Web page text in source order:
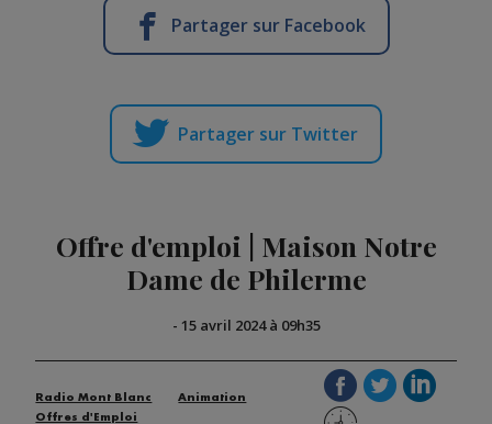
Partager sur Facebook
Partager sur Twitter
Offre d'emploi | Maison Notre
Dame de Philerme
- 15 avril 2024 à 09h35
Radio Mont Blanc
Animation
Offres d'Emploi